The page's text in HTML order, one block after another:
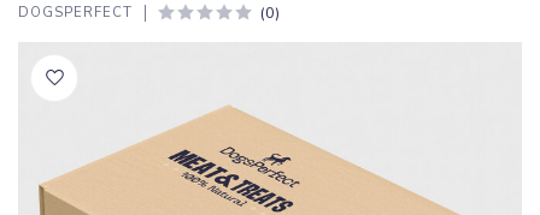
DOGSPERFECT (0)